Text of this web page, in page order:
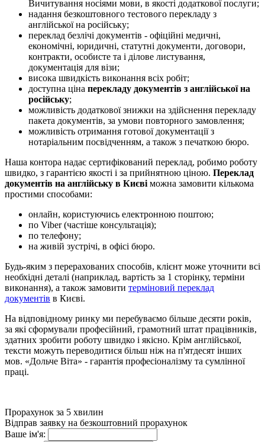
Вичитування носіями мови, в якості додаткової послуги;
надання безкоштовного тестового перекладу з
англійської на російську;
переклад безлічі документів - офіційні медичні,
економічні, юридичні, статутні документи, договори,
контракти, особисте та і ділове листування,
документація для візи;
висока швидкість виконання всіх робіт;
доступна ціна перекладу документів з англійської на
російську;
можливість додаткової знижки на здійснення перекладу
пакета документів, за умови повторного замовлення;
можливість отримання готової документації з
нотаріальним посвідченням, а також з печаткою бюро.
Наша контора надає сертифікований переклад, робимо роботу
швидко, з гарантією якості і за прийнятною ціною. Переклад
документів на англійську в Києві можна замовити кількома
простими способами:
онлайн, користуючись електронною поштою;
по Viber (частіше консультація);
по телефону;
на живій зустрічі, в офісі бюро.
Будь-яким з перерахованих способів, клієнт може уточнити всі
необхідні деталі (наприклад, вартість за 1 сторінку, терміни
виконання), а також замовити терміновий переклад
документів в Києві.
На відповідному ринку ми перебуваємо більше десяти років,
за які сформували професійний, грамотний штат працівників,
здатних зробити роботу швидко і якісно. Крім англійської,
тексти можуть переводитися більш ніж на п'ятдесят інших
мов. «Дольче Віта» - гарантія професіоналізму та сумлінної
праці.
Прорахунок за 5 хвилин
Відправ заявку на безкоштовний прорахунок
Ваше ім'я: